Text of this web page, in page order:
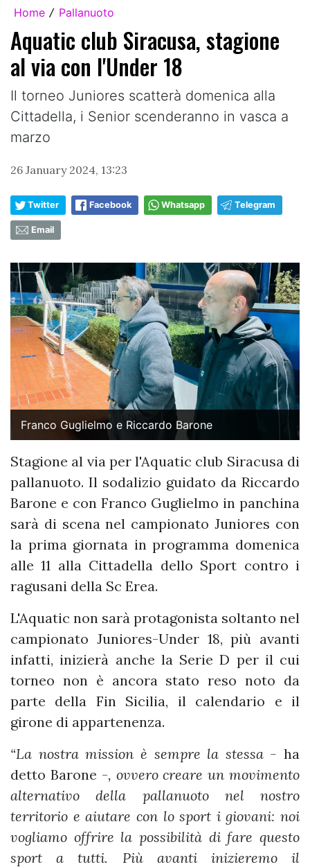
Home / Pallanuoto
Aquatic club Siracusa, stagione
al via con l'Under 18
Il torneo Juniores scatterà domenica alla
Cittadella, i Senior scenderanno in vasca a
marzo
26 January 2024, 13:23
Twitter Facebook Whatsapp Telegram
Email
Franco Guglielmo e Riccardo Barone
Stagione al via per l'Aquatic club Siracusa di
pallanuoto. Il sodalizio guidato da Riccardo
Barone e con Franco Guglielmo in panchina
sarà di scena nel campionato Juniores con
la prima giornata in programma domenica
alle 11 alla Cittadella dello Sport contro i
ragusani della Sc Erea.
L'Aquatic non sarà protagonista soltanto nel
campionato Juniores-Under 18, più avanti
infatti, inizierà anche la Serie D per il cui
torneo non è ancora stato reso noto da
parte della Fin Sicilia, il calendario e il
girone di appartenenza.
“La nostra mission è sempre la stessa - ha
detto Barone -, ovvero creare un movimento
alternativo della pallanuoto nel nostro
territorio e aiutare con lo sport i giovani: noi
vogliamo offrire la possibilità di fare questo
sport a tutti. Più avanti inizieremo il